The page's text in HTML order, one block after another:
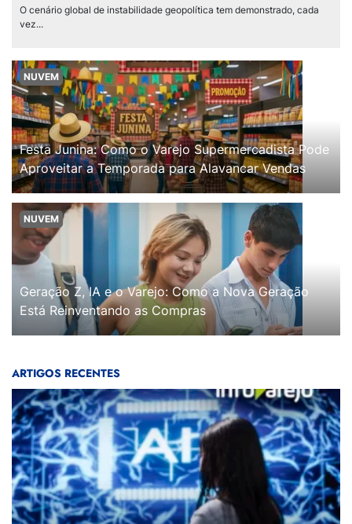
O cenário global de instabilidade geopolítica tem demonstrado, cada
vez...
NUVEM
Festa Junina: Como o Varejo Supermercadista Pode
Aproveitar a Temporada para Alavancar Vendas
NUVEM
Geração Z, IA e o Varejo: Como a Nova Geração
Está Reinventando as Compras
ARTIGOS RECENTES